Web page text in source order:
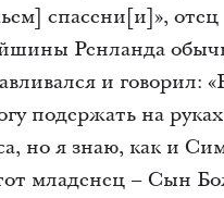
спасени[и]», отец
Ренланда
и говорил:
подержать на
но я знаю, как и
младенец – Сын